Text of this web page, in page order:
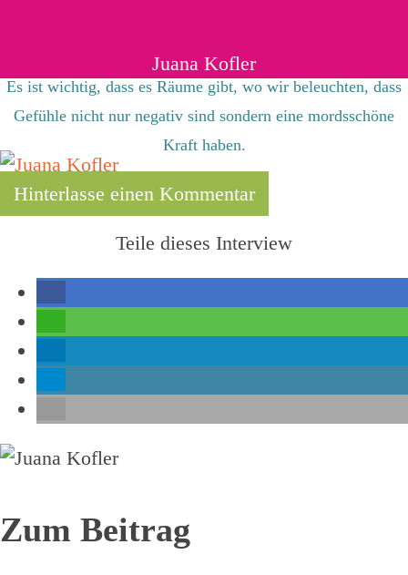
Juana Kofler
Es ist wichtig, dass es Räume gibt, wo wir beleuchten, dass
Gefühle nicht nur negativ sind sondern eine mordsschöne
Kraft haben.
Hinterlasse einen Kommentar
Teile dieses Interview
Zum Beitrag